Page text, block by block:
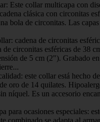
Este collar multicapa con
clásica con circonitas
bola de circonitas. Las
cadena de circonitas
de circonitas esféricas de 38
de 5 cm (2"). Grabado
este collar está hecho
oro de 14 quilates.
níquel. Es un accesorio
para ocasiones especiales: